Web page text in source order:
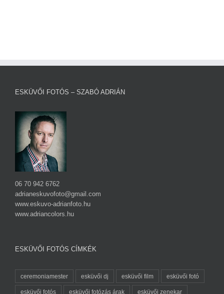
ESKÜVŐI FOTÓS – SZABÓ ADRIÁN
06 70 942 6762
adrianeskuvofoto@gmail.com
www.eskuvo-adrianfoto.hu
www.adriancolors.hu
ESKÜVŐI FOTÓS CÍMKÉK
ceremoniamester esküvői dj esküvői film esküvői fotó
esküvői fotós esküvői fotózás árak esküvői zenekar